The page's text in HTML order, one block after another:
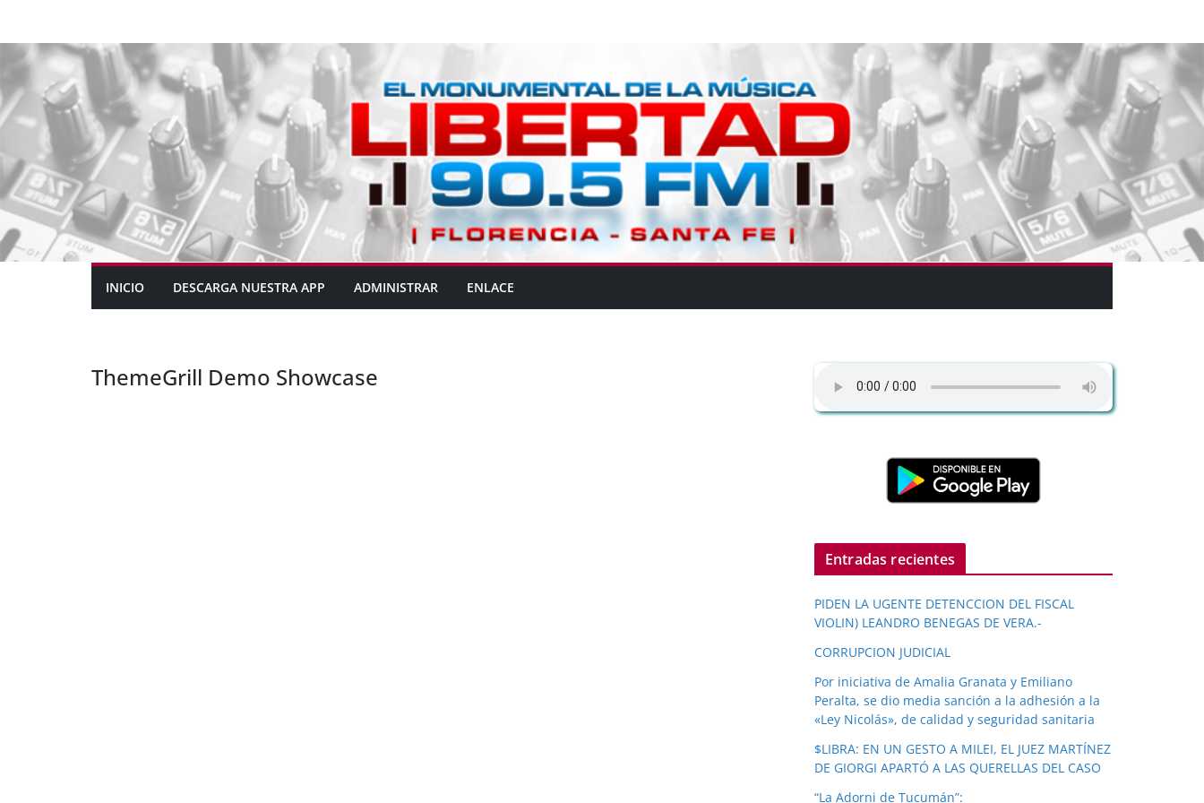
INICIO DESCARGA NUESTRA APP ADMINISTRAR ENLACE
ThemeGrill Demo Showcase
Entradas recientes
PIDEN LA UGENTE DETENCCION DEL FISCAL
VIOLIN) LEANDRO BENEGAS DE VERA.-
CORRUPCION JUDICIAL
Por iniciativa de Amalia Granata y Emiliano
Peralta, se dio media sanción a la adhesión a la
«Ley Nicolás», de calidad y seguridad sanitaria
$LIBRA: EN UN GESTO A MILEI, EL JUEZ MARTÍNEZ
DE GIORGI APARTÓ A LAS QUERELLAS DEL CASO
“La Adorni de Tucumán”: